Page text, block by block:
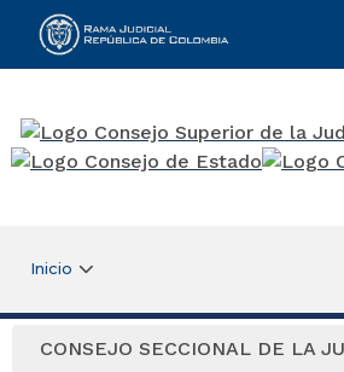
Rama Judicial
Inicio
CONSEJO SECCIONAL DE LA